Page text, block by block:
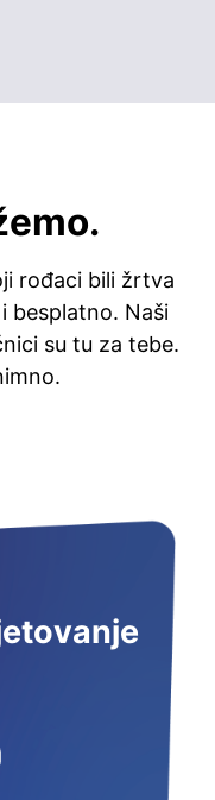
rođaci bili žrtva
besplatno. Naši
su tu za tebe.